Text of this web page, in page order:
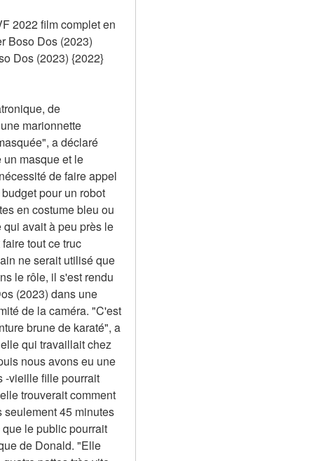
2022 film complet en
Boso Dos (2023)
Dos (2023) {2022}
de
marionnette
a déclaré
masque et le
de faire appel
pour un robot
en costume bleu ou
avait à peu près le
tout ce truc
ne serait utilisé que
le rôle, il s'est rendu
(2023) dans une
de la caméra. "C'est
brune de karaté", a
qui travaillait chez
nous avons eu une
-vieille fille pourrait
trouverait comment
45 minutes
le public pourrait
de Donald. "Elle